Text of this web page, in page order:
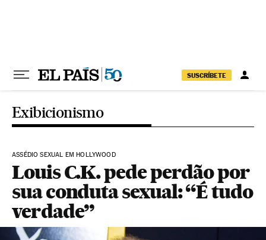
SUSCRÍBETE
Exibicionismo
ASSÉDIO SEXUAL EM HOLLYWOOD
Louis C.K. pede perdão por
sua conduta sexual: “É tudo
verdade”